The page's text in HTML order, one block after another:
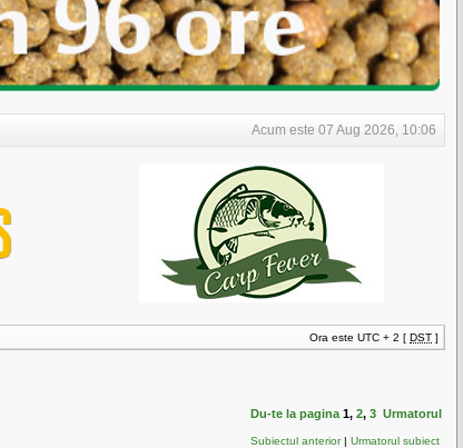
Acum este 07 Aug 2026, 10:06
Ora este UTC + 2 [ DST ]
Du-te la pagina 1, 2, 3 Urmatorul
Subiectul anterior| Urmatorul subiect